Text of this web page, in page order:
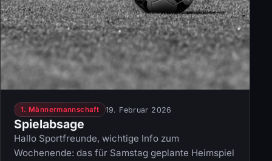
1. Männermannschaft 19. Februar 2026
Spielabsage
Hallo Sportfreunde, wichtige Info zum
Wochenende: das für Samstag geplante Heimspiel